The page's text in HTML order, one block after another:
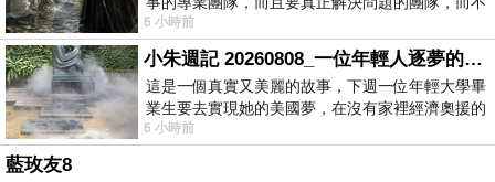
是只會到處甩鍋的雙標團隊，最近民進黨
6 小時前
小朱週記 20260808_一位年輕人逐夢的真實故事
這是一個真實又美麗的故事，下週一位年輕大學畢
業生要去實現她的美國夢，在沒有家裡經濟奧援的
情況下，靠著自我努力工作累積出國基
6 小時前
藍玫友8